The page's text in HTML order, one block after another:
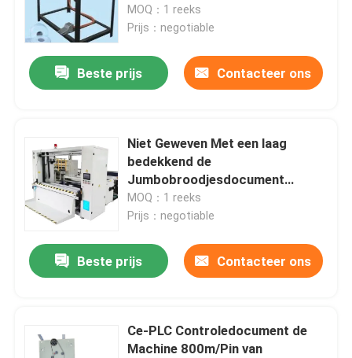
Weefselrewinder Snijmachine
Rewinder 220V
MOQ：1 reeks
Prijs：negotiable
Beste prijs Contacteer ons
Niet Geweven Met een laag
bedekkend de
Jumbobroodjesdocument
Machine 180m/Min van
Snijmachinerewinder
MOQ：1 reeks
Prijs：negotiable
Beste prijs Contacteer ons
Ce-PLC Controledocument de
Machine 800m/Pin van